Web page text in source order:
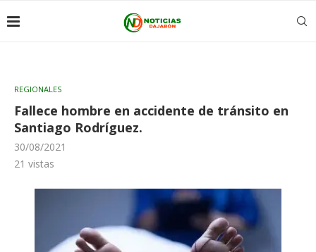
REGIONALES
Fallece hombre en accidente de tránsito en
Santiago Rodríguez.
30/08/2021
21 vistas